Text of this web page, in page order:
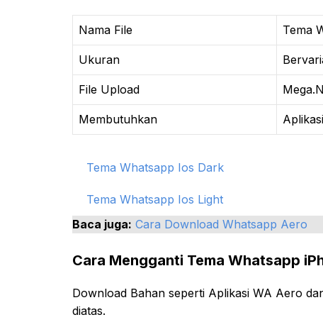
Nama File Tema
Ukuran
File Upload
Membutuhkan Aplikasi
Tema Whatsapp Ios Dark
Tema Whatsapp Ios Light
Baca juga: Cara Download Whatsapp Aero
Cara Mengganti Tema Whatsapp
Download Bahan seperti Aplikasi WA Aero
diatas.